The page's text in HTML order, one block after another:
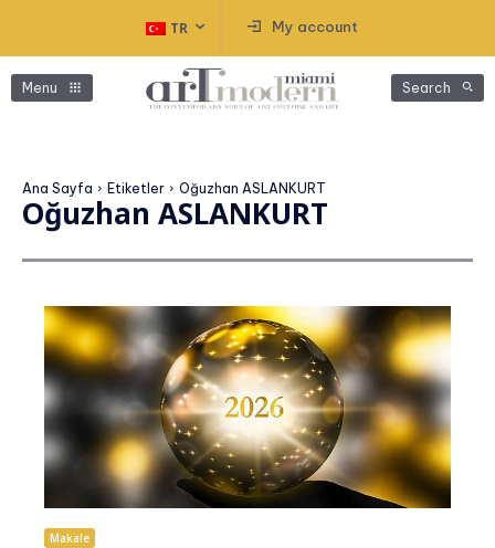
TR My account
Menu Search
Ana Sayfa Etiketler Oğuzhan ASLANKURT
Oğuzhan ASLANKURT
Makale